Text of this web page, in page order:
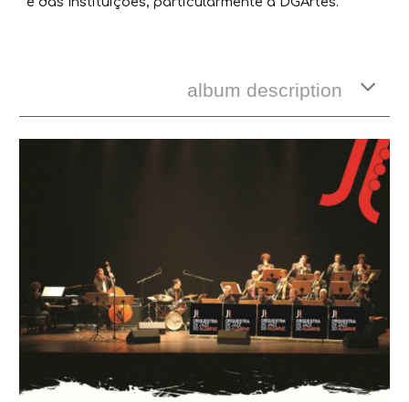
album description